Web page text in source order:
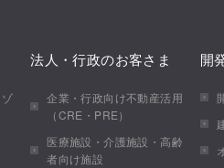
法人・行政のお客さま
企業・行政向け不動産活用
（CRE・PRE）
医療施設・介護施設・高齢
者向け施設
開